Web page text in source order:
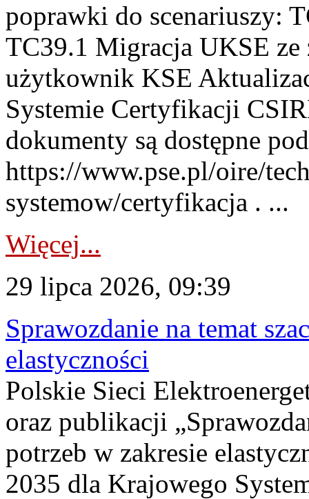
poprawki do scenariuszy:
TC39.1 Migracja UKSE
użytkownik KSE
Systemie Certyfikacji
dokumenty są dostępne
https://www.pse.pl/oire/
systemow/certyfikacja . ...
Więcej...
29 lipca 2026, 09:39
Sprawozdanie na temat
elastyczności
Polskie Sieci
oraz publikacji
potrzeb w zakresie
2035 dla Krajowego